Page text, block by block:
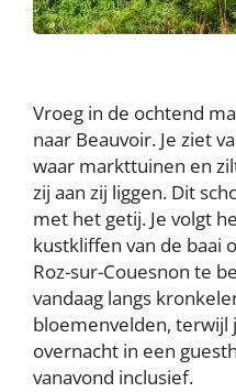
Vroeg in de ochtend
naar Beauvoir. Je ziet
waar markttuinen en
zij aan zij liggen. Dit
met het getij. Je volgt
kustkliffen van de baai
Roz-sur-Couesnon te
vandaag langs
bloemenvelden, terwijl
overnacht in een
vanavond inclusief.